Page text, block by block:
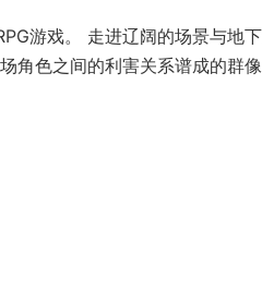
游戏。 走进辽阔的场景与地
色之间的利害关系谱成的群像